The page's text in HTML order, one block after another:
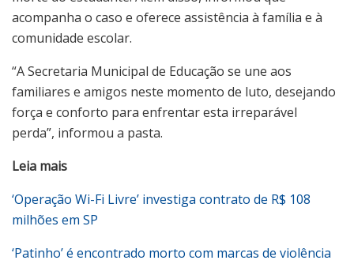
acompanha o caso e oferece assistência à família e à
comunidade escolar.
“A Secretaria Municipal de Educação se une aos
familiares e amigos neste momento de luto, desejando
força e conforto para enfrentar esta irreparável
perda”, informou a pasta.
Leia mais
‘Operação Wi-Fi Livre’ investiga contrato de R$ 108
milhões em SP
‘Patinho’ é encontrado morto com marcas de violência